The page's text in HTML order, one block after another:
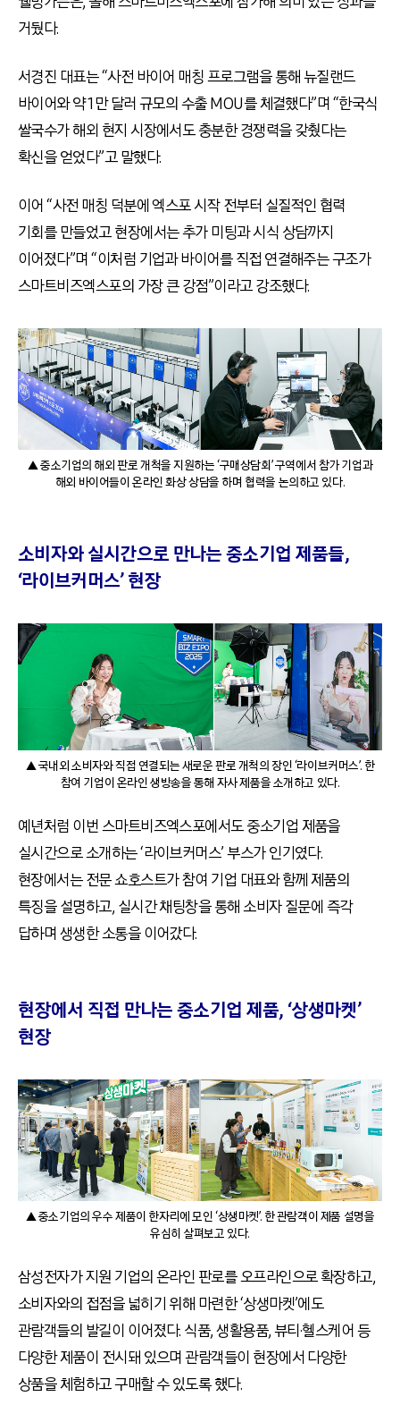
거뒀다.
서경진 대표는 “사전 바이어 매칭 프로그램을 통해 뉴질랜드
바이어와 약 1만 달러 규모의 수출 MOU를 체결했다”며 “한국식
쌀국수가 해외 현지 시장에서도 충분한 경쟁력을 갖췄다는
확신을 얻었다”고 말했다.
이어 “사전 매칭 덕분에 엑스포 시작 전부터 실질적인 협력
기회를 만들었고 현장에서는 추가 미팅과 시식 상담까지
이어졌다”며 “이처럼 기업과 바이어를 직접 연결해주는 구조가
스마트비즈엑스포의 가장 큰 강점”이라고 강조했다.
▲ 중소기업의 해외 판로 개척을 지원하는 ‘구매상담회’ 구역에서 참가 기업과
해외 바이어들이 온라인 화상 상담을 하며 협력을 논의하고 있다.
소비자와 실시간으로 만나는 중소기업 제품들,
‘라이브커머스’ 현장
▲ 국내외 소비자와 직접 연결되는 새로운 판로 개척의 장인 ‘라이브커머스’. 한
참여 기업이 온라인 생방송을 통해 자사 제품을 소개하고 있다.
예년처럼 이번 스마트비즈엑스포에서도 중소기업 제품을
실시간으로 소개하는 ‘라이브커머스’ 부스가 인기였다.
현장에서는 전문 쇼호스트가 참여 기업 대표와 함께 제품의
특징을 설명하고, 실시간 채팅창을 통해 소비자 질문에 즉각
답하며 생생한 소통을 이어갔다.
현장에서 직접 만나는 중소기업 제품, ‘상생마켓’
현장
▲ 중소기업의 우수 제품이 한자리에 모인 ‘상생마켓’. 한 관람객이 제품 설명을
유심히 살펴보고 있다.
삼성전자가 지원 기업의 온라인 판로를 오프라인으로 확장하고,
소비자와의 접점을 넓히기 위해 마련한 ‘상생마켓’에도
관람객들의 발길이 이어졌다. 식품, 생활용품, 뷰티·헬스케어 등
다양한 제품이 전시돼 있으며 관람객들이 현장에서 다양한
상품을 체험하고 구매할 수 있도록 했다.